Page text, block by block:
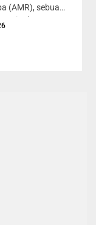
(AMR), sebuah
yang...